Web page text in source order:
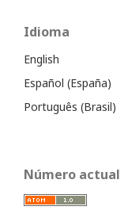
Idioma
English
Español (España)
Português (Brasil)
Número actual